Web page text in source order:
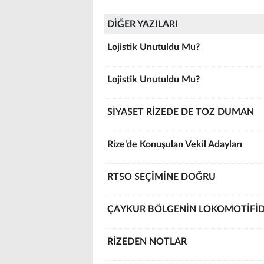
DİĞER YAZILARI
Lojistik Unutuldu Mu?
Lojistik Unutuldu Mu?
SİYASET RİZEDE DE TOZ DUMAN
Rize’de Konuşulan Vekil Adayları
RTSO SEÇİMİNE DOĞRU
ÇAYKUR BÖLGENİN
RİZEDEN NOTLAR